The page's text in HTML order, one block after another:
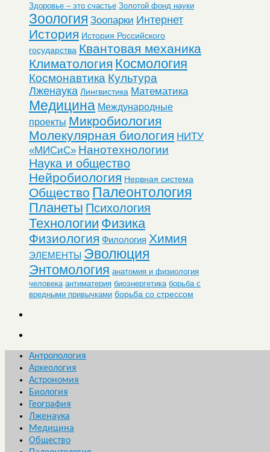
Здоровье – это счастье Золотой фонд науки
Зоология Зоопарки Интернет
История История Российского
государства Квантовая механика
Климатология Космология
Космонавтика Культура
Лженаука Лингвистика Математика
Медицина Международные
проекты Микробиология
Молекулярная биология НИТУ
«МИСиС» Нанотехнологии
Наука и общество
Нейробиология Нервная система
Общество Палеонтология
Планеты Психология
Технологии Физика
Физиология Филология Химия
ЭЛЕМЕНТЫ Эволюция
Энтомология анатомия и физиология
человека антиматерия биоэнергетика борьба с
вредными привычками борьба со стрессом
Антропология
Археология
Астрономия
Биология
География
Лженаука
Медицина
Общество